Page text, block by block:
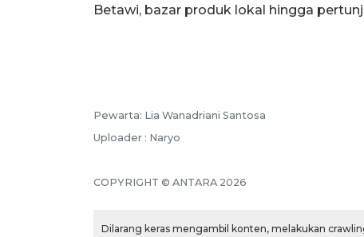
Betawi, bazar produk lokal hingga
Pewarta: Lia Wanadriani Santosa
Uploader : Naryo
COPYRIGHT © ANTARA 2026
Dilarang keras mengambil konten, melakukan